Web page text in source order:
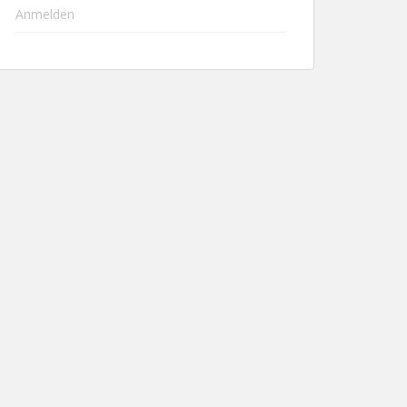
Anmelden